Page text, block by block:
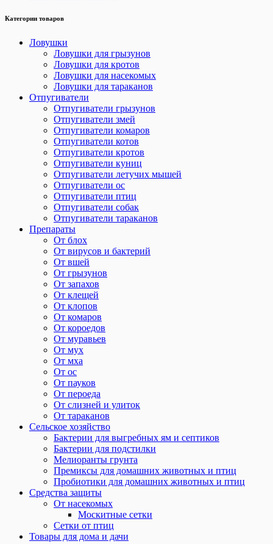
Категории товаров
Ловушки
Ловушки для грызунов
Ловушки для кротов
Ловушки для насекомых
Ловушки для тараканов
Отпугиватели
Отпугиватели грызунов
Отпугиватели змей
Отпугиватели комаров
Отпугиватели котов
Отпугиватели кротов
Отпугиватели куниц
Отпугиватели летучих мышей
Отпугиватели ос
Отпугиватели птиц
Отпугиватели собак
Отпугиватели тараканов
Препараты
От блох
От вирусов и бактерий
От вшей
От грызунов
От запахов
От клещей
От клопов
От комаров
От короедов
От муравьев
От мух
От мха
От ос
От пауков
От пероеда
От слизней и улиток
От тараканов
Сельское хозяйство
Бактерии для выгребных ям и септиков
Бактерии для подстилки
Мелиоранты грунта
Премиксы для домашних животных и птиц
Пробиотики для домашних животных и птиц
Средства защиты
От насекомых
Москитные сетки
Сетки от птиц
Товары для дома и дачи